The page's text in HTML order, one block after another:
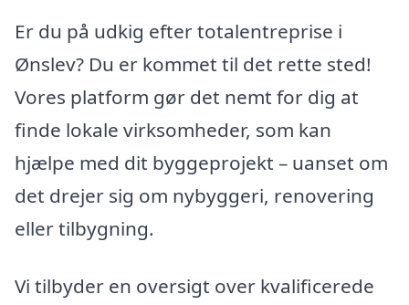
Er du på udkig efter totalentreprise i
Ønslev? Du er kommet til det rette sted!
Vores platform gør det nemt for dig at
finde lokale virksomheder, som kan
hjælpe med dit byggeprojekt – uanset om
det drejer sig om nybyggeri, renovering
eller tilbygning.
Vi tilbyder en oversigt over kvalificerede